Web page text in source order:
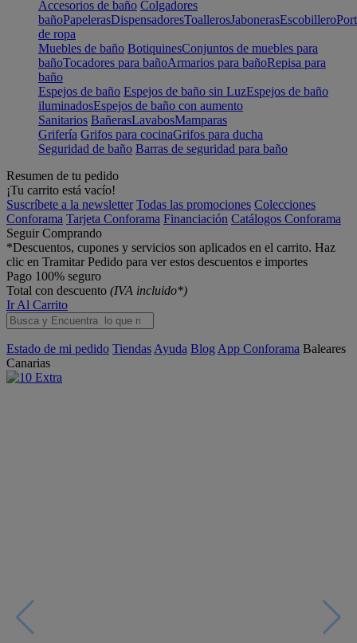
Accesorios de baño Colgadores
bañoPapelerasDispensadoresToallerosJabonerasEscobillero
de ropa
Muebles de baño BotiquinesConjuntos de muebles para
bañoTocadores para bañoArmarios para bañoRepisa para
baño
Espejos de baño Espejos de baño sin LuzEspejos de baño
iluminadosEspejos de baño con aumento
Sanitarios BañerasLavabosMamparas
Grifería Grifos para cocinaGrifos para ducha
Seguridad de baño Barras de seguridad para baño
Resumen de tu pedido
¡Tu carrito está vacío!
Suscríbete a la newsletter Todas las promociones Colecciones
Conforama Tarjeta Conforama Financiación Catálogos Conforama
Seguir Comprando
*Descuentos, cupones y servicios son aplicados en el carrito. Haz
clic en Tramitar Pedido para ver estos descuentos e importes
Pago 100% seguro
Total con descuento (IVA incluido*)
Ir Al Carrito
Estado de mi pedido Tiendas Ayuda Blog App Conforama Baleares
Canarias